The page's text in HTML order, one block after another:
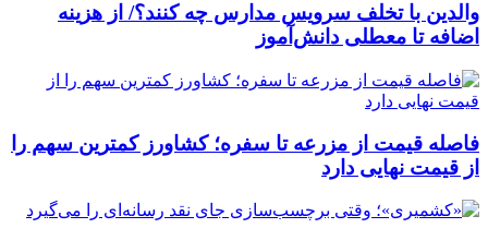
والدین با تخلف سرویس مدارس چه کنند؟/ از هزینه
اضافه تا معطلی دانش‌آموز
فاصله قیمت از مزرعه تا سفره؛ کشاورز کمترین سهم را
از قیمت نهایی دارد